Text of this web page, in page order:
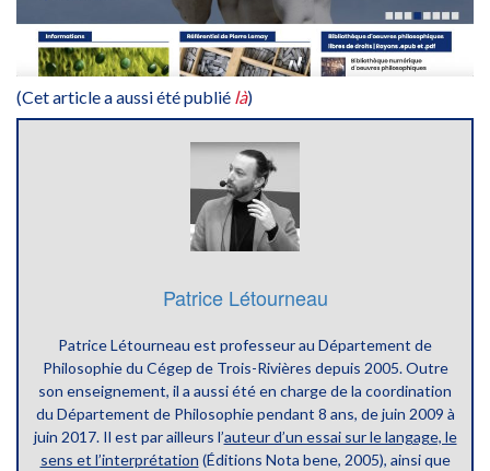
(Cet article a aussi été publié là)
Patrice Létourneau
Patrice Létourneau est professeur au Département de
Philosophie du Cégep de Trois-Rivières depuis 2005. Outre
son enseignement, il a aussi été en charge de la coordination
du Département de Philosophie pendant 8 ans, de juin 2009 à
juin 2017. Il est par ailleurs l’auteur d’un essai sur le langage, le
sens et l’interprétation (Éditions Nota bene, 2005), ainsi que